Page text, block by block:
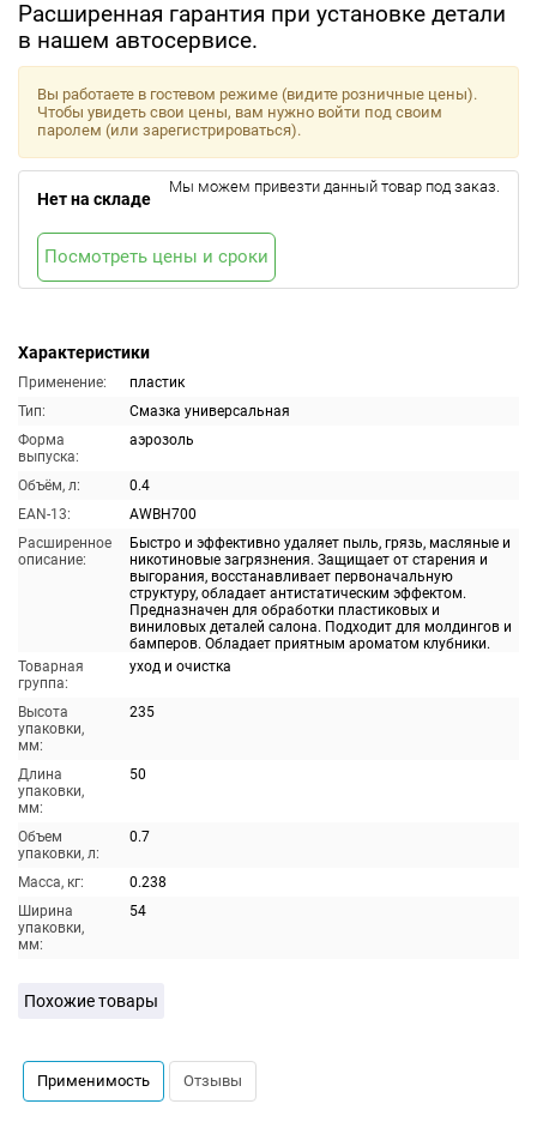
Расширенная гарантия при установке детали
в нашем автосервисе.
Характеристики
Применение:
пластик
Тип:
Смазка универсальная
Форма
выпуска:
аэрозоль
Объём, л:
0.4
EAN-13:
AWBH700
Расширенное
описание:
Быстро и эффективно удаляет пыль, грязь, масляные и
никотиновые загрязнения. Защищает от старения и
выгорания, восстанавливает первоначальную
структуру, обладает антистатическим эффектом.
Предназначен для обработки пластиковых и
виниловых деталей салона. Подходит для молдингов и
бамперов. Обладает приятным ароматом клубники.
Товарная
группа:
уход и очистка
Высота
упаковки,
мм:
235
Длина
упаковки,
мм:
50
Объем
упаковки, л:
0.7
Масса, кг:
0.238
Ширина
упаковки,
мм:
54
Вы работаете в гостевом режиме (видите розничные цены).
Чтобы увидеть свои цены, вам нужно войти под своим
паролем (или зарегистрироваться).
Нет на складе
Мы можем привезти данный товар под заказ.
Посмотреть цены и сроки
Похожие товары
Применимость Отзывы